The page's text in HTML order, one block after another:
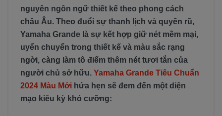
nguyên ngôn ngữ thiết kế theo phong cách
châu Âu. Theo đuổi sự thanh lịch và quyến rũ,
Yamaha Grande là sự kết hợp giữ nét mềm mại,
uyển chuyển trong thiết kế và màu sắc rạng
ngời, càng làm tô điểm thêm nét tươi tắn của
người chủ sở hữu. Yamaha Grande Tiêu Chuẩn
2024 Màu Mới hứa hẹn sẽ đem đến một diện
mạo kiêu kỳ khó cưỡng: